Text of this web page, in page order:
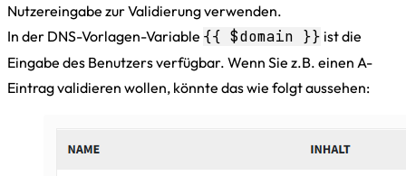
Nutzereingabe zur Validierung verwenden.
In der DNS-Vorlagen-Variable {{ $domain }} ist die
Eingabe des Benutzers verfügbar. Wenn Sie z.B. einen A-
Eintrag validieren wollen, könnte das wie folgt aussehen: